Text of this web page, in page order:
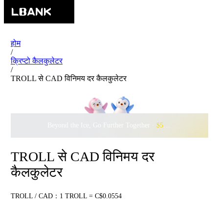
होम
/
क्रिप्टो कैलकुलेटर
/
TROLL से CAD विनिमय दर कैलकुलेटर
Beyond the Ice, Go Further Together · $500,000
TROLL से CAD विनिमय दर
कैलकुलेटर
TROLL / CAD：1 TROLL = C$0.0554